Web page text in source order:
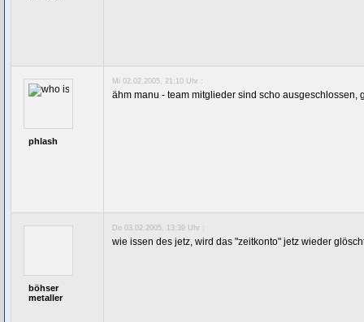
phlash
Mi 02.02.2005, 21:10 Uhr :
ähm manu - team mitglieder sind scho ausgeschlossen,
böhser
metaller
Do 03.02.2005, 13:39 Uhr :
wie issen des jetz, wird das "zeitkonto" jetz wieder